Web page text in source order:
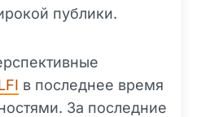
публики.
в последнее время
За последние